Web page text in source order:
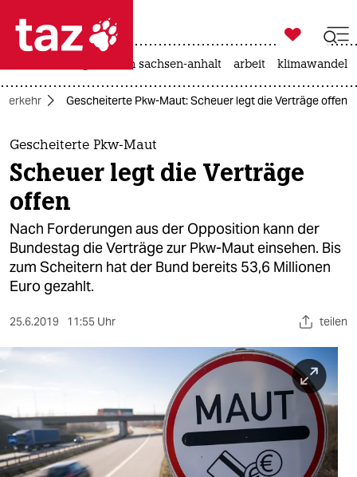
 taz zahl ich
taz zahl ich
themen
politik
öko
gesellschaft
kultur
sport
berlin
wahrheit
verlag

taz zahl ich
landtagswahl in sachsen-anhalt arbeit klimawandel
Verkehr Gescheiterte Pkw-Maut: Scheuer legt die Verträge offen
Gescheiterte Pkw-Maut
Scheuer legt die Verträge
offen
Nach Forderungen aus der Opposition kann der
Bundestag die Verträge zur Pkw-Maut einsehen. Bis
zum Scheitern hat der Bund bereits 53,6 Millionen
Euro gezahlt.
25.6.2019 11:55 Uhr teilen